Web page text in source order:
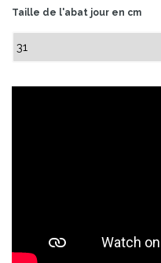
Taille de l'abat jour en cm